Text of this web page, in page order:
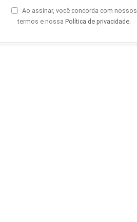
Ao assinar, você concorda com nossos
termos e nossa Política de privacidade.